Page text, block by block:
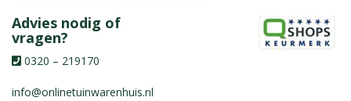
Advies nodig of
vragen?
0320 – 219170
info@onlinetuinwarenhuis.nl